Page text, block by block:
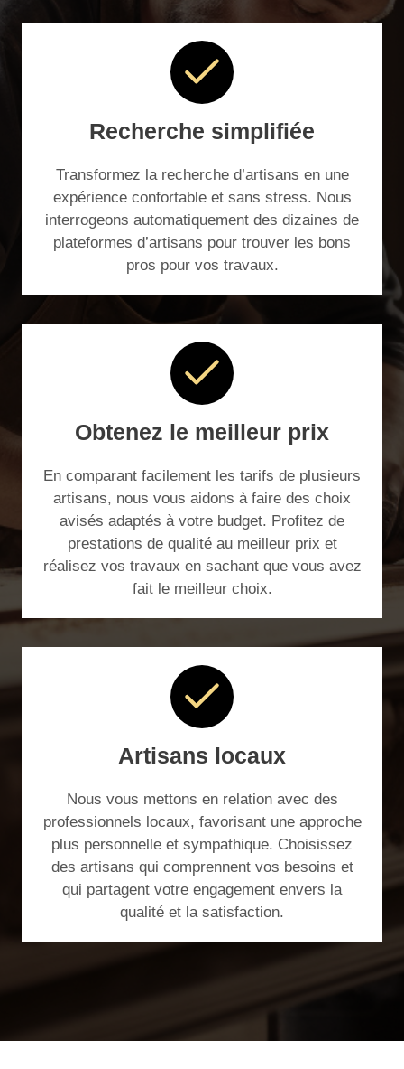
Recherche simplifiée
Transformez la recherche d’artisans en une
expérience confortable et sans stress. Nous
interrogeons automatiquement des dizaines de
plateformes d’artisans pour trouver les bons
pros pour vos travaux.
Obtenez le meilleur prix
En comparant facilement les tarifs de plusieurs
artisans, nous vous aidons à faire des choix
avisés adaptés à votre budget. Profitez de
prestations de qualité au meilleur prix et
réalisez vos travaux en sachant que vous avez
fait le meilleur choix.
Artisans locaux
Nous vous mettons en relation avec des
professionnels locaux, favorisant une approche
plus personnelle et sympathique. Choisissez
des artisans qui comprennent vos besoins et
qui partagent votre engagement envers la
qualité et la satisfaction.